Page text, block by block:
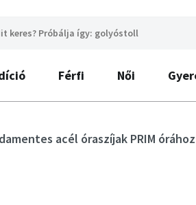
Férfi Női
acél óraszíjak PRIM órához